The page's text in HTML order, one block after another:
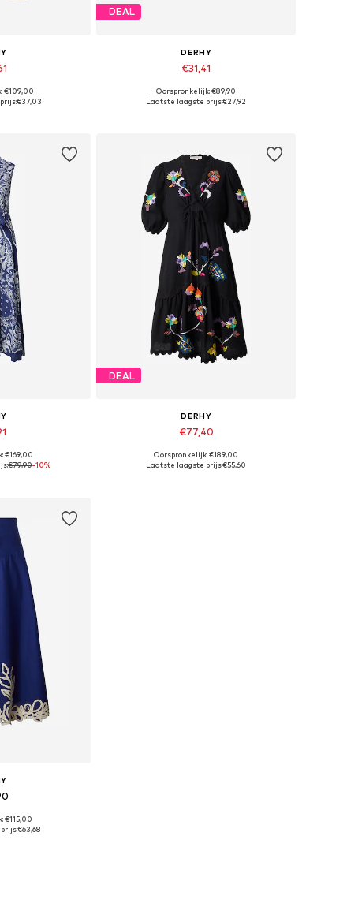
38, 40
€109,00
€37,03
DEAL
DERHY
€31,41
Beschikbare maten: M, L
Oorspronkelijk: €89,90
Laatste laagste prijs:€27,92
38
€169,00
€79,90-10%
DEAL
DERHY
€77,40
Beschikbare maten: 38, 40
Oorspronkelijk: €189,00
Laatste laagste prijs:€55,60
42
€115,00
€63,68